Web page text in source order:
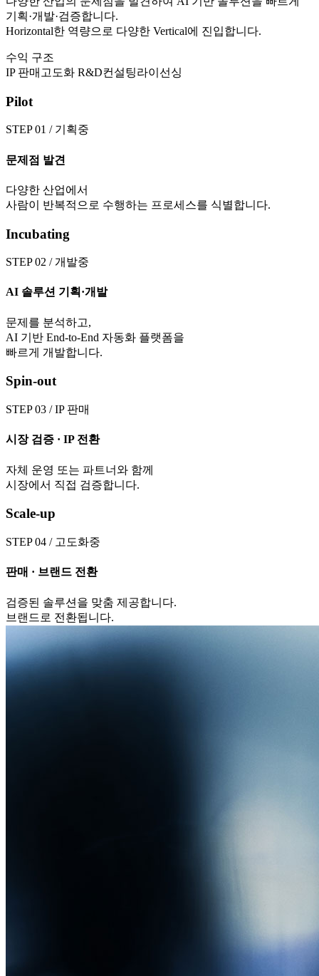
기획·개발·검증합니다.
Horizontal한 역량으로 다양한 Vertical에 진입합니다.
수익 구조
IP 판매 고도화 R&D컨설팅라이선싱
Pilot
STEP01 / 기획중
문제점 발견
다양한 산업에서
사람이 반복적으로 수행하는 프로세스를 식별합니다.
Incubating
STEP02 /개발중
AI 솔루션 기획·개발
문제를 분석하고,
AI 기반 End-to-End 자동화 플랫폼을
빠르게 개발합니다.
Spin-out
STEP03 /IP 판매
시장 검증 · IP 전환
자체 운영 또는 파트너와 함께
시장에서 직접 검증합니다.
Scale-up
STEP04 / 고도화중
판매 · 브랜드 전환
검증된 솔루션을 맞춤 제공합니다.
브랜드로 전환됩니다.